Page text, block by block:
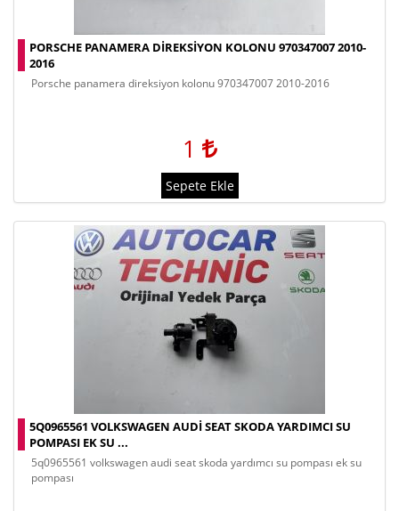
PORSCHE PANAMERA DIREKSIYON KOLONU 970347007 2010-
2016
porsche panamera direksiyon kolonu 970347007 2010-2016
1
Sepete Ekle
5Q0965561 VOLKSWAGEN AUDI SEAT SKODA YARDIMCI SU
POMPASI EK SU ...
5q0965561 volkswagen audi seat skoda yardımcı su pompası ek su
pompası